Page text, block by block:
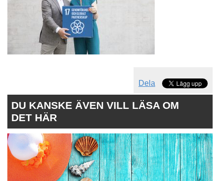
Dela
DU KANSKE ÄVEN VILL LÄSA OM
DET HÄR